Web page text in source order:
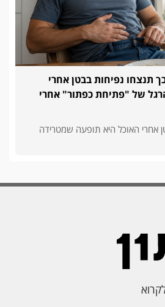
תנצחו נפיחות בבטן אחרי
של "פתיחת כפתור" אחרי
אחרי האוכל היא תופעה שמטרידה